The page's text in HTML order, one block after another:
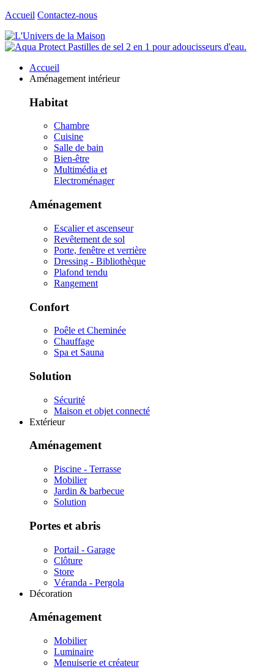
Accueil Contactez-nous
Accueil
Aménagement intérieur
Habitat
Chambre
Cuisine
Salle de bain
Bien-être
Multimédia et
Electroménager
Aménagement
Escalier et ascenseur
Revêtement de sol
Porte, fenêtre et verrière
Dressing - Bibliothèque
Plafond tendu
Rangement
Confort
Poêle et Cheminée
Chauffage
Spa et Sauna
Solution
Sécurité
Maison et objet connecté
Extérieur
Aménagement
Piscine - Terrasse
Mobilier
Jardin & barbecue
Solution
Portes et abris
Portail - Garage
Clôture
Store
Véranda - Pergola
Décoration
Aménagement
Mobilier
Luminaire
Menuiserie et créateur